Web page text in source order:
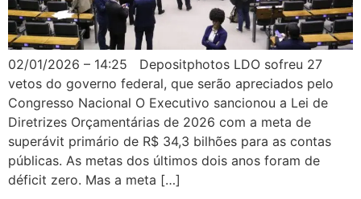
02/01/2026 – 14:25 Depositphotos LDO sofreu 27
vetos do governo federal, que serão apreciados pelo
Congresso Nacional O Executivo sancionou a Lei de
Diretrizes Orçamentárias de 2026 com a meta de
superávit primário de R$ 34,3 bilhões para as contas
públicas. As metas dos últimos dois anos foram de
déficit zero. Mas a meta […]